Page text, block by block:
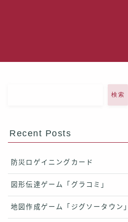
検索
Recent Posts
防災ロゲイニングカード
図形伝達ゲーム「グラコミ」
地図作成ゲーム「ジグソータウン」